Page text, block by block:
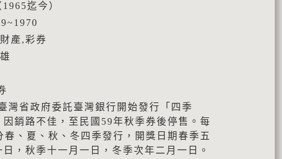
迄今）
產,彩券
灣省政府委託臺灣銀行開始發行「四季
銷路不佳，至民國59年秋季券後停售。每
春、夏、秋、冬四季發行，開獎日期春季五
，秋季十一月一日，冬季次年二月一日。